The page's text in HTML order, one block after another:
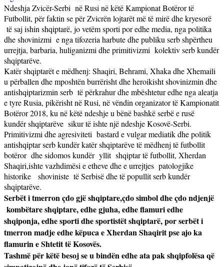
Ndeshja Zvicër-Serbi në Rusi në këtë Kampionat Botëror të
Futbollit, për faktin se për Zvicrën lojtarët më të mirë dhe kryesorë
të saj ishin shqiptarë, jo vetëm sporti por edhe media, nga politika
dhe shovinizmi e nga tifozeria harbute dhe publiku serb shpërtheu
urrejtja, barbaria, huliganizmi dhe primitivizmi kolektiv serb kundër
shqiptarëve.
Katër shqiptarët e mëdhenj: Shaqiri, Behrami, Xhaka dhe Xhemaili
u përballen dhe mposhtën burrërisht dhe heroikisht shovinizmin dhe
antishqiptarizmin serb të përkrahur dhe mbështetur edhe nga aleatja
e tyre Rusia, pikërisht në Rusi, në vëndin organizator të Kampionatit
Botëror 2018, ku në këtë ndeshje u bënë bashkë serbë e rusë
kundër shqiptarëve sikur të ishte një ndeshje Kosovë-Serbi.
Primitivizmi dhe agresiviteti bastard e vulgar mediatik dhe politik
antishqiptar serb kundër katër shqiptarëve të mëdhenj të futbollit
botëror dhe sidomos kundër yllit shqiptar të futbollit, Xherdan
Shaqiri,ishte vazhdimësi e etheve dhe e urrejtjes patologjike
historike
shoviniste të Serbisë dhe të popullit serb kundër
shqiptarëve.
Serbët i tmerron çdo gjë shqiptare,çdo simbol dhe çdo ndjenjë
kombëtare shqiptare, edhe gjuha, edhe flamuri edhe
shqiponja, edhe sporti dhe sportistët shqiptarë, por serbët i
tmerron madje edhe këpuca e Xherdan Shaqirit pse ajo ka
flamurin e Shtetit të Kosovës.
Tashmë për këtë besoj se u bindën edhe ata pak shqipfolësa që